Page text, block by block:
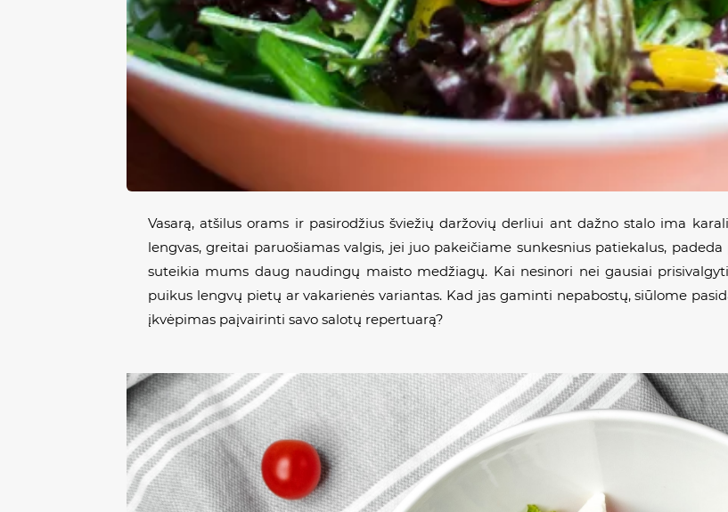
Vasarą, atšilus orams ir pasirodžius šviežių daržovių derliui ant dažno stalo ima
lengvas, greitai paruošiamas valgis, jei juo pakeičiame sunkesnius patiekalus,
suteikia mums daug naudingų maisto medžiagų. Kai nesinori nei gausiai
puikus lengvų pietų ar vakarienės variantas. Kad jas gaminti nepabostų, siūlome
įkvėpimas paįvairinti savo salotų repertuarą?